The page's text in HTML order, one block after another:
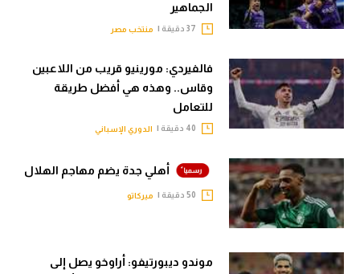
الجماهير
منتخب مصر
فالفيردي: مورينيو قريب من اللاعبين
وقاس.. وهذه هي أفضل طريقة
للتعامل
الدوري الإسباني
أهلي جدة يضم مهاجم الهلال
ميركاتو
موندو ديبورتيفو: أراوخو يصل إلى